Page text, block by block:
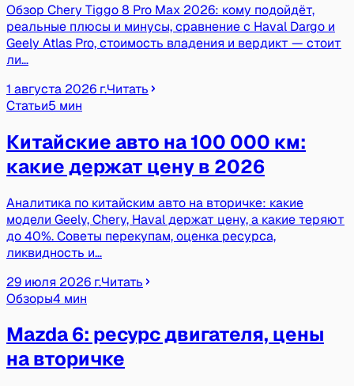
Обзор Chery Tiggo 8 Pro Max 2026: кому подойдёт,
реальные плюсы и минусы, сравнение с Haval Dargo и
Geely Atlas Pro, стоимость владения и вердикт — стоит
ли…
1 августа 2026 г.Читать
Статьи5 мин
Китайские авто на 100 000 км:
какие держат цену в 2026
Аналитика по китайским авто на вторичке: какие
модели Geely, Chery, Haval держат цену, а какие теряют
до 40%. Советы перекупам, оценка ресурса,
ликвидность и…
29 июля 2026 г.Читать
Обзоры4 мин
Mazda 6: ресурс двигателя, цены
на вторичке